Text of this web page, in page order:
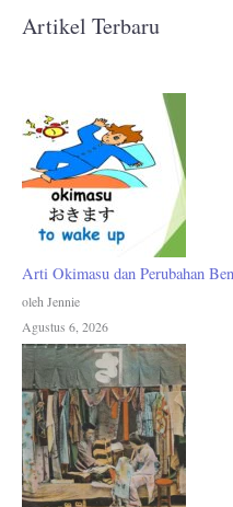
Artikel Terbaru
Arti Okimasu dan Perubahan
oleh Jennie
Agustus 6, 2026